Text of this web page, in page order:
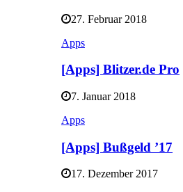
27. Februar 2018
Apps
[Apps] Blitzer.de Pro
7. Januar 2018
Apps
[Apps] Bußgeld ’17
17. Dezember 2017